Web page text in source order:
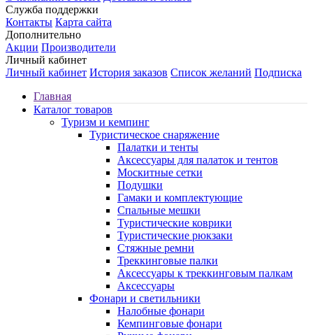
Служба поддержки
Контакты Карта сайта
Дополнительно
Акции Производители
Личный кабинет
Личный кабинет История заказов Список желаний Подписка
Главная
Каталог товаров
Туризм и кемпинг
Туристическое снаряжение
Палатки и тенты
Аксессуары для палаток и тентов
Москитные сетки
Подушки
Гамаки и комплектующие
Спальные мешки
Туристические коврики
Туристические рюкзаки
Стяжные ремни
Треккинговые палки
Аксессуары к треккинговым палкам
Аксессуары
Фонари и светильники
Налобные фонари
Кемпинговые фонари